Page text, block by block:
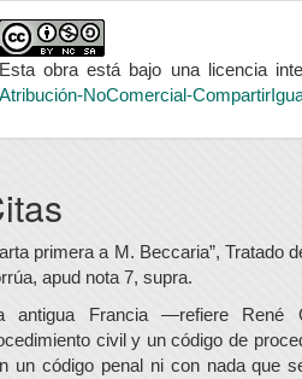
Esta obra está bajo una licencia
Atribución-NoComercial-
primera a M. Beccaria”, Tratado
apud nota 7, supra.
antigua Francia —refiere
civil y un código de
un código penal ni con nada que